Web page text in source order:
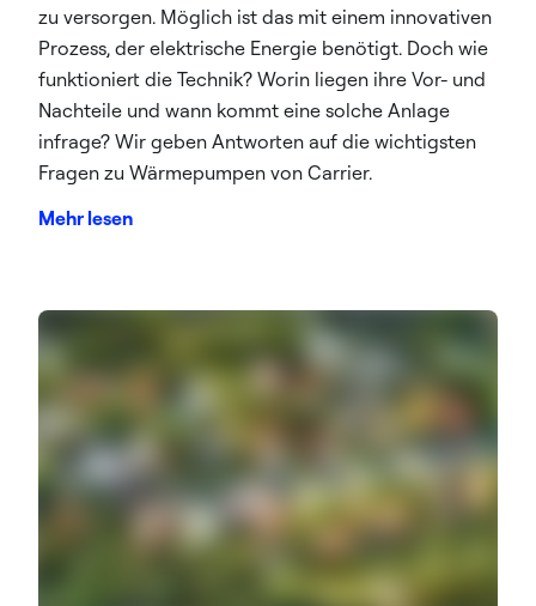
zu versorgen. Möglich ist das mit einem innovativen
Prozess, der elektrische Energie benötigt. Doch wie
funktioniert die Technik? Worin liegen ihre Vor- und
Nachteile und wann kommt eine solche Anlage
infrage? Wir geben Antworten auf die wichtigsten
Fragen zu Wärmepumpen von Carrier.
Mehr lesen